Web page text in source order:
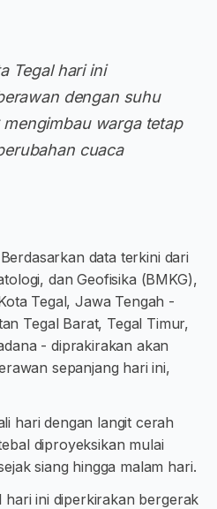
Tegal hari ini
dengan suhu
mengimbau warga tetap
cuaca
data terkini dari
dan Geofisika (BMKG),
Tegal, Jawa Tengah -
Tegal Barat, Tegal Timur,
- diprakirakan akan
sepanjang hari ini,
hari dengan langit cerah
diproyeksikan mulai
siang hingga malam hari.
hari ini diperkirakan bergerak